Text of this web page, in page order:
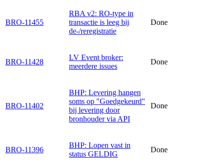
BRO-11455
RBA v2: RO-type in
transactie is leeg bij
de-/reregistratie
Done
BRO-11428
LV Event broker:
meerdere issues
Done
BRO-11402
BHP: Levering hangen
soms op "Goedgekeurd"
bij levering door
bronhouder via API
Done
BRO-11396
BHP: Lopen vast in
status GELDIG
Done